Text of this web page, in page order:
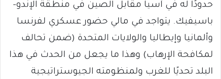
حدودًا له في آسيا مقابل الصين في منطقة الإندو-
باسيفيك. يتواجد في مالي حضور عسكري لفرنسا
وألمانيا وإيطاليا والولايات المتحدة (ضمن تحالف
لمكافحة الإرهاب) وهذا ما يجعل من الحدث في هذا
البلد تحديًا للغرب ولمنظومته الجيوستراتيجية